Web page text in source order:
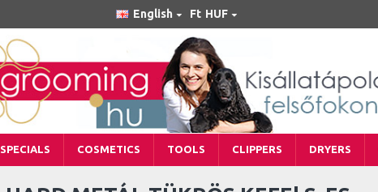
English Ft HUF
SPECIALS COSMETICS TOOLS CLIPPERS DRYERS